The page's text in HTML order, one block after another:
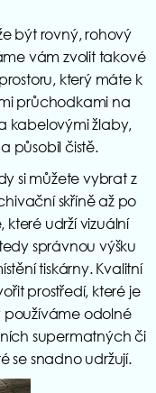
být rovný, rohový
vám zvolit takové
který máte k
průchodkami na
kabelovými žlaby,
působil čistě.
si můžete vybrat z
skříně až po
udrží vizuální
správnou výšku
tiskárny. Kvalitní
prostředí, které je
používáme odolné
supermatných či
se snadno udržují.